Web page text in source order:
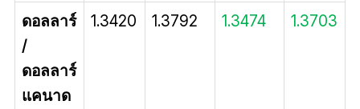
ดอลลาร์
/
ดอลลาร์
แคนาด
1.3420 1.3792 1.3474 1.3703